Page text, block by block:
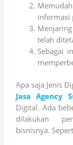
informasi
telah
Sebagai
Apa saja Jenis
Jasa Agency
Digital. Ada
dilakukan
bisnisnya.